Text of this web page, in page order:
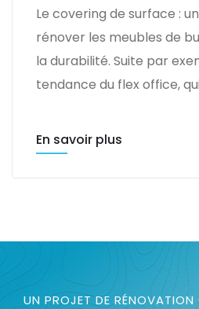
Le covering de surface :
rénover les meubles de
la durabilité. Suite par
tendance du flex office,
En savoir plus
UN PROJET DE